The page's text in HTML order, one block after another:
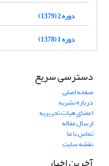
دوره 2 (1379)
دوره 1 (1378)
دسترسی سریع
صفحه اصلی
درباره نشریه
اعضای هیات تحریریه
ارسال مقاله
تماس با ما
نقشه سایت